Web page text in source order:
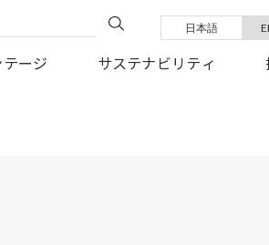
を、心よりお祈り申しあげます。
日本語
ージ サステナビリティ